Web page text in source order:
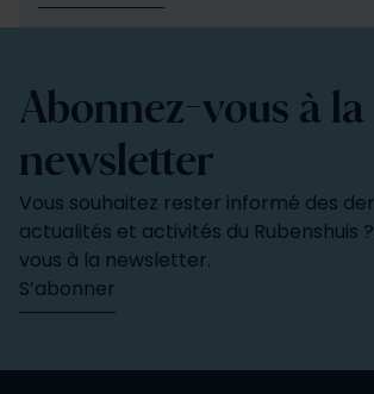
Abonnez-vous à la
newsletter
Vous souhaitez rester informé des
actualités et activités du Rubenshuis
vous à la newsletter.
S’abonner